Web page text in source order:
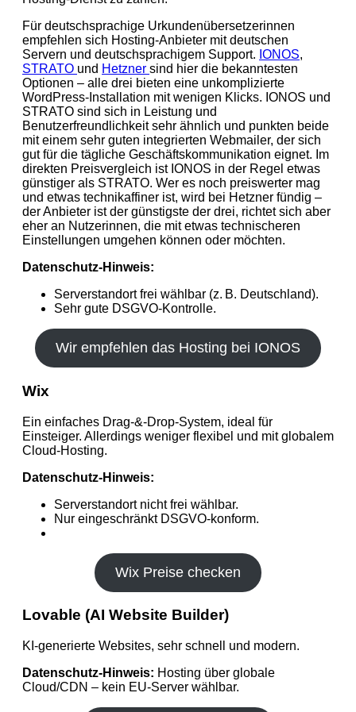
Für deutschsprachige Urkundenübersetzerinnen
empfehlen sich Hosting-Anbieter mit deutschen
Servern und deutschsprachigem Support. IONOS,
STRATO und Hetzner sind hier die bekanntesten
Optionen – alle drei bieten eine unkomplizierte
WordPress-Installation mit wenigen Klicks. IONOS und
STRATO sind sich in Leistung und
Benutzerfreundlichkeit sehr ähnlich und punkten beide
mit einem sehr guten integrierten Webmailer, der sich
gut für die tägliche Geschäftskommunikation eignet. Im
direkten Preisvergleich ist IONOS in der Regel etwas
günstiger als STRATO. Wer es noch preiswerter mag
und etwas technikaffiner ist, wird bei Hetzner fündig –
der Anbieter ist der günstigste der drei, richtet sich aber
eher an Nutzerinnen, die mit etwas technischeren
Einstellungen umgehen können oder möchten.
Datenschutz-Hinweis:
Serverstandort frei wählbar (z. B. Deutschland).
Sehr gute DSGVO‑Kontrolle.
Wir empfehlen das Hosting bei IONOS
Wix
Ein einfaches Drag‑&‑Drop‑System, ideal für
Einsteiger. Allerdings weniger flexibel und mit globalem
Cloud‑Hosting.
Datenschutz-Hinweis:
Serverstandort nicht frei wählbar.
Nur eingeschränkt DSGVO‑konform.
Wix Preise checken
Lovable (AI Website Builder)
KI‑generierte Websites, sehr schnell und modern.
Datenschutz-Hinweis: Hosting über globale
Cloud/CDN – kein EU‑Server wählbar.